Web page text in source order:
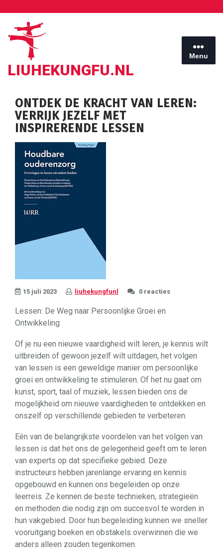
inhoud
LIUHEKUNGFU.NL
Menu
ONTDEK DE KRACHT VAN LEREN:
VERRIJK JEZELF MET
INSPIRERENDE LESSEN
15 juli 2023 liuhekungfunl 0 reacties
Lessen: De Weg naar Persoonlijke Groei en
Ontwikkeling
Of je nu een nieuwe vaardigheid wilt leren, je kennis wilt
uitbreiden of gewoon jezelf wilt uitdagen, het volgen
van lessen is een geweldige manier om persoonlijke
groei en ontwikkeling te stimuleren. Of het nu gaat om
kunst, sport, taal of muziek, lessen bieden ons de
mogelijkheid om nieuwe vaardigheden te ontdekken en
onszelf op verschillende gebieden te verbeteren.
Eén van de belangrijkste voordelen van het volgen van
lessen is dat het ons de gelegenheid geeft om te leren
van experts op dat specifieke gebied. Deze
instructeurs hebben jarenlange ervaring en kennis
opgebouwd en kunnen ons begeleiden op onze
leerreis. Ze kennen de beste technieken, strategieën
en methoden die nodig zijn om succesvol te worden in
hun vakgebied. Door hun begeleiding kunnen we sneller
vooruitgang boeken en obstakels overwinnen die we
anders alleen zouden tegenkomen.